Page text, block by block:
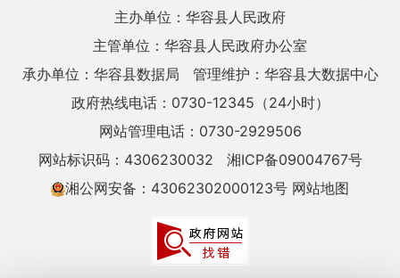
主办单位：华容县人民政府
主管单位：华容县人民政府办公室
承办单位：华容县数据局
管理维护：华容县大数据中心
政府热线电话：0730-12345（24小时）
网站管理电话：0730-2929506
网站标识码：4306230032
湘ICP备09004767号
湘公网安备：43062302000123号 网站地图